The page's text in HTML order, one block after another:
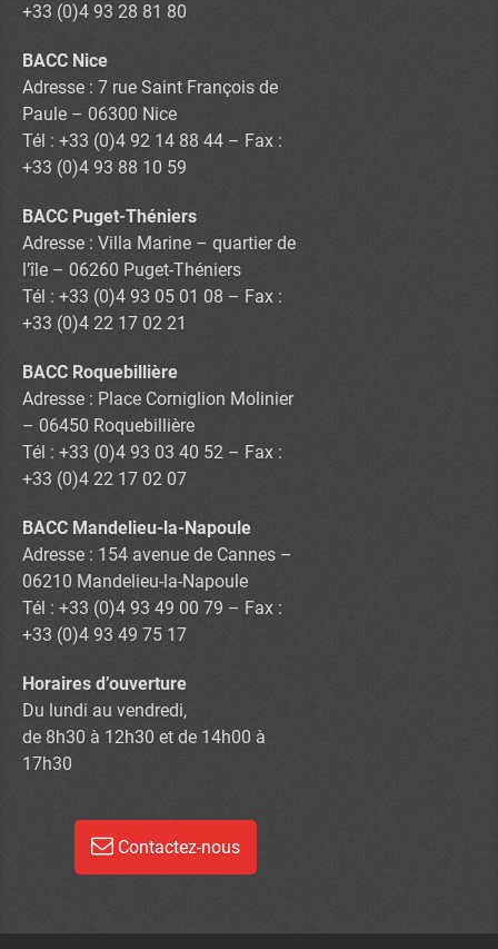
+33 (0)4 93 28 81 80
BACC Nice
Adresse : 7 rue Saint François de
Paule – 06300 Nice
Tél : +33 (0)4 92 14 88 44 – Fax :
+33 (0)4 93 88 10 59
BACC Puget-Théniers
Adresse : Villa Marine – quartier de
l’île – 06260 Puget-Théniers
Tél : +33 (0)4 93 05 01 08 – Fax :
+33 (0)4 22 17 02 21
BACC Roquebillière
Adresse : Place Corniglion Molinier
– 06450 Roquebillière
Tél : +33 (0)4 93 03 40 52 – Fax :
+33 (0)4 22 17 02 07
BACC Mandelieu-la-Napoule
Adresse : 154 avenue de Cannes –
06210 Mandelieu-la-Napoule
Tél : +33 (0)4 93 49 00 79 – Fax :
+33 (0)4 93 49 75 17
Horaires d’ouverture
Du lundi au vendredi,
de 8h30 à 12h30 et de 14h00 à
17h30
Contactez-nous